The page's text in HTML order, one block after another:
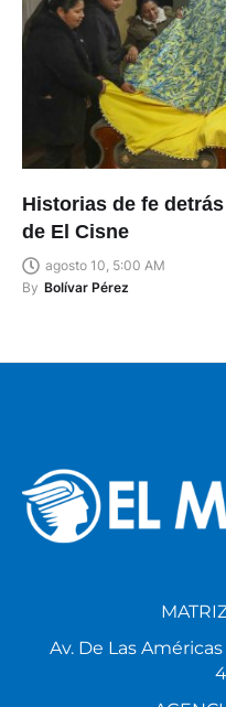
Historias de fe
de El Cisne
agosto 10, 5:00 AM
By Bolívar Pérez
Av. De Las